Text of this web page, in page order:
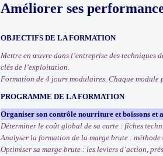
Améliorer ses
OBJECTIFS DE LA FORMATION
Mettre en œuvre dans l’entreprise des techniques
clés de l’exploitation.
Formation de 4 jours modulaires. Chaque module
PROGRAMME DE LA FORMATION
Organiser son contrôle nourriture et boissons et
Déterminer le coût global de sa carte : fiches
Analyser la formation de la marge brute : méthode
Optimiser sa marge brute : les leviers d’action,